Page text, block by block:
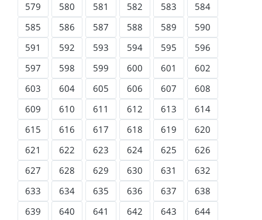
579
580 581 582 583
584
585
586 587 588 589
590
591
592 593 594 595
596
597
598 599 600 601
602
603
604 605 606 607
608
609
610 611 612 613
614
615
616 617 618 619
620
621
622 623 624 625
626
627
628 629 630 631
632
633
634 635 636 637
638
639
640 641 642 643
644